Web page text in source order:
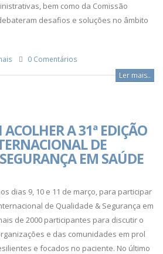
bem como da Comissão
desafios e soluções no âmbito
0 Comentários
Ler mais..
A 31ª EDIÇÃO
DE
EM SAÚDE
dias 9, 10 e 11 de março, para participar
de Qualidade & Segurança em
de 2000 participantes para discutir o
e das comunidades em prol
e focados no paciente. No último